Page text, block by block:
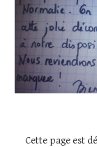
Cette page est